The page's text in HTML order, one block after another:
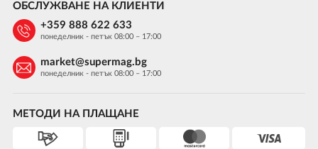
МЕТОДИ НА ПЛАЩАНЕ
ОБСЛУЖВАНЕ НА КЛИЕНТИ
+359 888 622 633
понеделник - петък 08:00 – 17:00
market@supermag.bg
понеделник - петък 08:00 – 17:00